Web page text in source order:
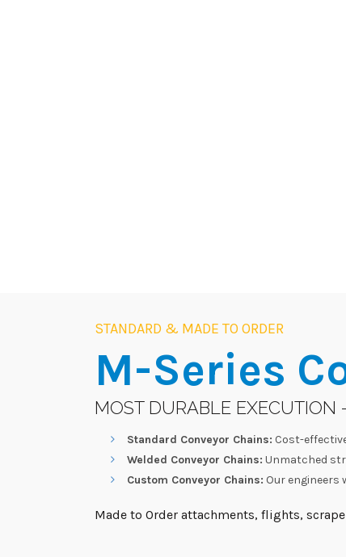
STANDARD & MADE TO ORDER
M-Series
MOST DURABLE
Standard Conveyor Chains: Cost-
Welded Conveyor Chains: Unmatched
Custom Conveyor Chains: Our engineers
Made to Order attachments, flights,